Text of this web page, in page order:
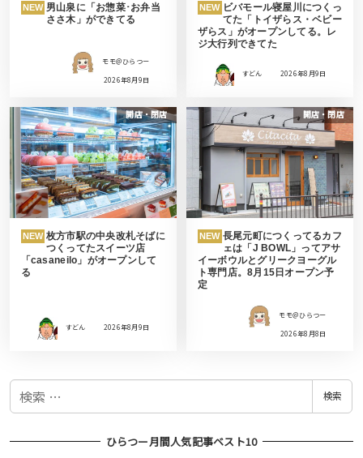
NEW 男山泉に「お惣菜･お弁当
ささ木」ができてる
モモ＠ひらつー
2026年8月9日
NEW ビバモール寝屋川につくっ
てた「トイザらス・ベビー
ザらス」がオープンしてる。レ
ジ大行列できてた
すどん 2026年8月9日
開店・閉店
NEW 枚方市駅の中央改札そばに
つくってたスイーツ店
「casaneilo」がオープンして
る
すどん 2026年8月9日
開店・閉店
NEW 長尾元町につくってるカフ
ェは「J BOWL」ってアサ
イーボウルとグリークヨーグル
ト専門店。8月15日オープン予
定
モモ＠ひらつー
2026年8月8日
検
検索
ひらつー月間人気記事ベスト10